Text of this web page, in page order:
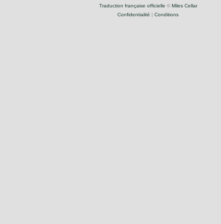
Traduction française officielle © Miles Cellar
Confidentialité | Conditions